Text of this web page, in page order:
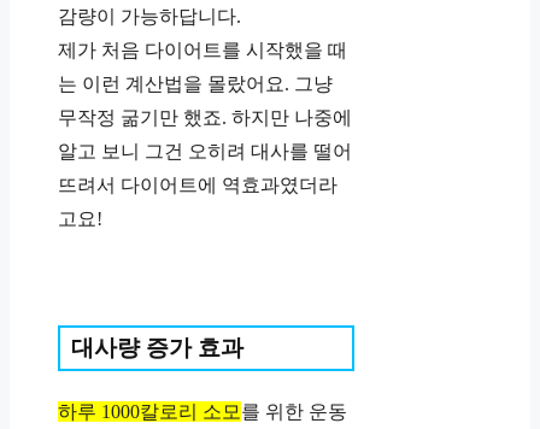
감량이 가능하답니다.
제가 처음 다이어트를 시작했을 때
는 이런 계산법을 몰랐어요. 그냥
무작정 굶기만 했죠. 하지만 나중에
알고 보니 그건 오히려 대사를 떨어
뜨려서 다이어트에 역효과였더라
고요!
대사량 증가 효과
하루 1000칼로리 소모 를 위한 운동